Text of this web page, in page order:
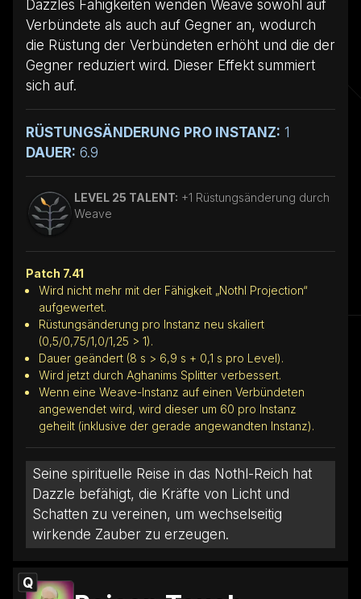
Dazzles Fähigkeiten wenden Weave sowohl auf
Verbündete als auch auf Gegner an, wodurch
die Rüstung der Verbündeten erhöht und die der
Gegner reduziert wird. Dieser Effekt summiert
sich auf.
RÜSTUNGSÄNDERUNG PRO INSTANZ: 1
DAUER: 6.9
LEVEL 25 TALENT: +1 Rüstungsänderung durch
Weave
Patch 7.41
Wird nicht mehr mit der Fähigkeit „Nothl Projection“
aufgewertet.
Rüstungsänderung pro Instanz neu skaliert
(0,5/0,75/1,0/1,25 > 1).
Dauer geändert (8 s > 6,9 s + 0,1 s pro Level).
Wird jetzt durch Aghanims Splitter verbessert.
Wenn eine Weave-Instanz auf einen Verbündeten
angewendet wird, wird dieser um 60 pro Instanz
geheilt (inklusive der gerade angewandten Instanz).
Seine spirituelle Reise in das Nothl-Reich hat
Dazzle befähigt, die Kräfte von Licht und
Schatten zu vereinen, um wechselseitig
wirkende Zauber zu erzeugen.
Q